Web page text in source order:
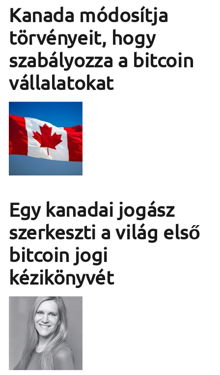
Kanada módosítja
törvényeit, hogy
szabályozza a bitcoin
vállalatokat
Egy kanadai jogász
szerkeszti a világ első
bitcoin jogi
kézikönyvét